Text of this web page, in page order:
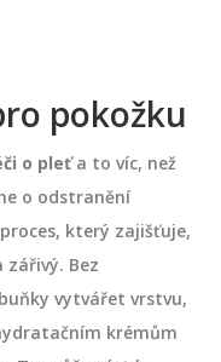
pokožku
o pleťa to víc, než
o odstranění
který zajišťuje,
zářivý. Bez
vytvářet vrstvu,
krémům